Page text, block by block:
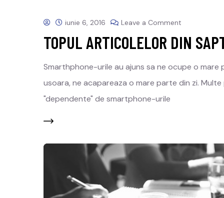
iunie 6, 2016 Leave a Comment
TOPUL ARTICOLELOR DIN
Smarthphone-urile au ajuns sa ne ocupe o
usoara, ne acapareaza o mare parte din zi.
"dependente" de smartphone-urile